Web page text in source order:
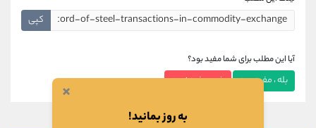
کپی
آیا این مطلب برای شما مفید بود؟
بله ، مفید بود خیر ، مفید نبود ×
به روز بمانید!